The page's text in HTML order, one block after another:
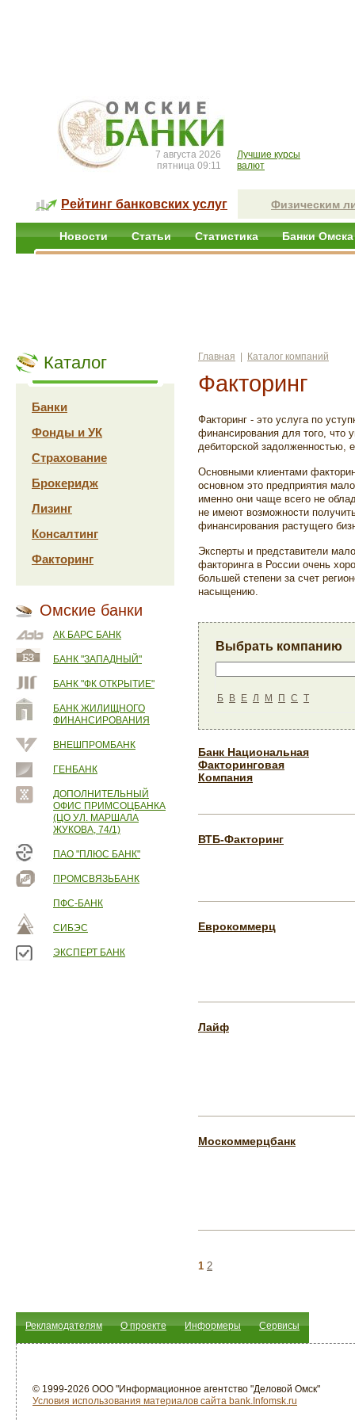
7 августа 2026
пятница 09:11
Лучшие курсы
валют
Рейтинг банковских услуг Физическим
Новости Статьи Статистика Банки Омска
Каталог
Банки
Фонды и УК
Страхование
Брокеридж
Лизинг
Консалтинг
Факторинг
Омские банки
АК БАРС БАНК
БАНК "ЗАПАДНЫЙ"
БАНК "ФК ОТКРЫТИЕ"
БАНК ЖИЛИЩНОГО
ФИНАНСИРОВАНИЯ
ВНЕШПРОМБАНК
ГЕНБАНК
ДОПОЛНИТЕЛЬНЫЙ
ОФИС ПРИМСОЦБАНКА
(ЦО УЛ. МАРШАЛА
ЖУКОВА, 74/1)
ПАО "ПЛЮС БАНК"
ПРОМСВЯЗЬБАНК
ПФС-БАНК
СИБЭС
ЭКСПЕРТ БАНК
Главная Каталог компаний
Факторинг
Факторинг - это услуга по
финансирования для того, что
дебиторской задолженностью,
Основными клиентами
основном это предприятия
именно они чаще всего не
не имеют возможности
финансирования растущего
Эксперты и представители
факторинга в России очень
большей степени за счет
насыщению.
Выбрать компанию
Б В Е Л М П С Т
Банк Национальная
Факторинговая
Компания
ВТБ-Факторинг
Еврокоммерц
Лайф
Москоммерцбанк
1 2
Рекламодателям О проекте Информеры Сервисы
© 1999-2026 ООО "Информационное агентство "Деловой Омск"
Условия использования материалов сайта bank.Infomsk.ru